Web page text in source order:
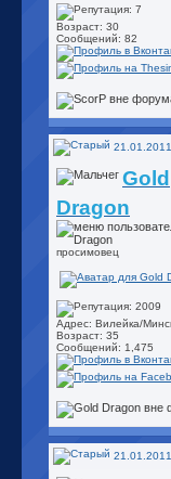
Возраст: 30
Сообщений: 82
Gold
Dragon
просимовец
Адрес: Вилейка/
Возраст: 35
Сообщений: 1,475